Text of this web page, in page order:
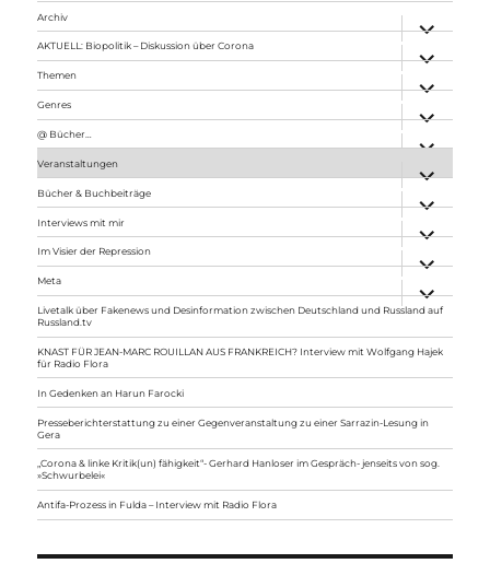
Archiv
anzeigen
AKTUELL: Biopolitik – Diskussion über Corona
anzeigen
Themen
anzeigen
Genres
anzeigen
@ Bücher…
Veranstaltungen
anzeigen
Bücher & Buchbeiträge
anzeigen
Interviews mit mir
anzeigen
Im Visier der Repression
anzeigen
Meta
anzeigen
Livetalk über Fakenews und Desinformation zwischen Deutschland und Russland auf
Russland.tv
KNAST FÜR JEAN-MARC ROUILLAN AUS FRANKREICH? Interview mit Wolfgang Hajek
für Radio Flora
In Gedenken an Harun Farocki
Presseberichterstattung zu einer Gegenveranstaltung zu einer Sarrazin-Lesung in
Gera
„Corona & linke Kritik(un) fähigkeit“- Gerhard Hanloser im Gespräch- jenseits von sog.
»Schwurbelei«
Antifa-Prozess in Fulda – Interview mit Radio Flora